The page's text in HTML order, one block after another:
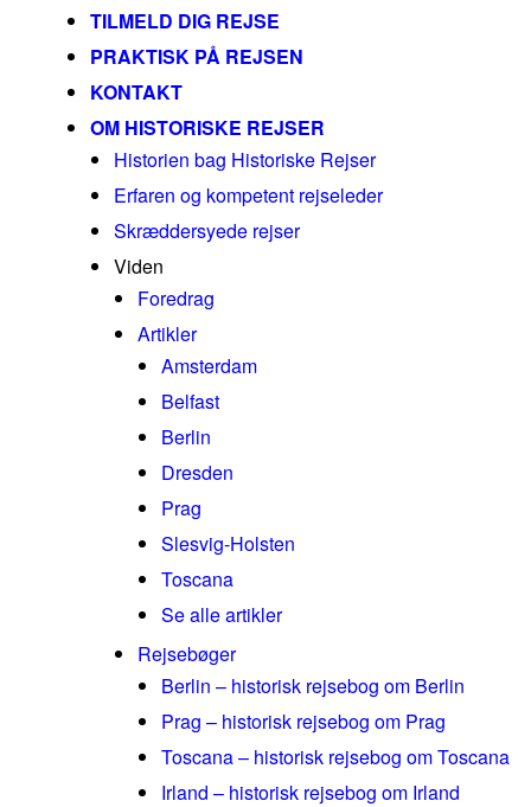
TILMELD DIG REJSE
PRAKTISK PÅ REJSEN
KONTAKT
OM HISTORISKE REJSER
Historien bag Historiske Rejser
Erfaren og kompetent rejseleder
Skræddersyede rejser
Viden
Foredrag
Artikler
Amsterdam
Belfast
Berlin
Dresden
Prag
Slesvig-Holsten
Toscana
Se alle artikler
Rejsebøger
Berlin – historisk rejsebog om Berlin
Prag – historisk rejsebog om Prag
Toscana – historisk rejsebog om Toscana
Irland – historisk rejsebog om Irland